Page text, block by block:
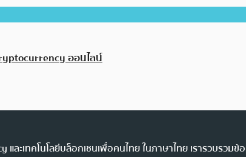
ออนไลน์
ละเทคโนโลยีบล็อกเชนเพื่อคนไทย ในภาษาไทย เรารวบรว